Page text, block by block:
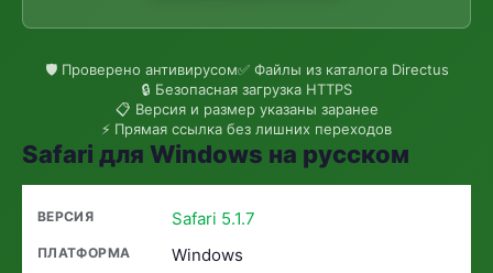
🛡 Проверено антивирусом✅ Файлы из каталога Directus
🔒 Безопасная загрузка HTTPS
📋 Версия и размер указаны заранее
⚡ Прямая ссылка без лишних переходов
Safari для Windows на русском
Safari 5.1.7
Windows